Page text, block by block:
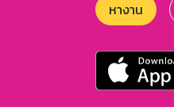
หางาน